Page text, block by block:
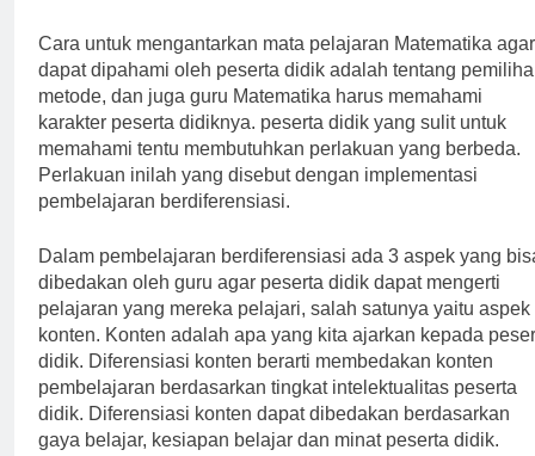
Cara untuk mengantarkan mata pelajaran Matematika agar
dapat dipahami oleh peserta didik adalah tentang
metode, dan juga guru Matematika harus memahami
karakter peserta didiknya. peserta didik yang sulit untuk
memahami tentu membutuhkan perlakuan yang berbeda.
Perlakuan inilah yang disebut dengan implementasi
pembelajaran berdiferensiasi.
Dalam pembelajaran berdiferensiasi ada 3 aspek yang
dibedakan oleh guru agar peserta didik dapat mengerti
pelajaran yang mereka pelajari, salah satunya yaitu aspek
konten. Konten adalah apa yang kita ajarkan kepada
didik. Diferensiasi konten berarti membedakan konten
pembelajaran berdasarkan tingkat intelektualitas peserta
didik. Diferensiasi konten dapat dibedakan berdasarkan
gaya belajar, kesiapan belajar dan minat peserta didik.